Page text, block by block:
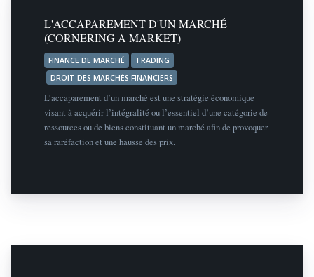
L'ACCAPAREMENT D'UN MARCHÉ
(CORNERING A MARKET)
FINANCE DE MARCHÉ
TRADING
DROIT DES MARCHÉS FINANCIERS
L’accaparement d’un marché est une stratégie économique
visant à acquérir l’intégralité ou l’essentiel d’une catégorie de
ressources ou de biens constituant un marché afin de provoquer
sa raréfaction et une hausse des prix.